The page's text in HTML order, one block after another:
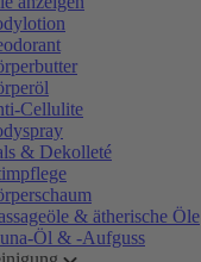
Cellulite
& Dekolleté
& ätherische Öle
Öl & -Aufguss